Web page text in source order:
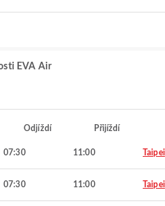
EVA Air
Odjíždí Přijíždí
07:30 11:00 Taipei
07:30 11:00 Taipei